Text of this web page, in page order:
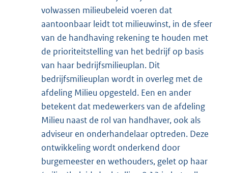
volwassen milieubeleid voeren dat
aantoonbaar leidt tot milieuwinst, in de sfeer
van de handhaving rekening te houden met
de prioriteitstelling van het bedrijf op basis
van haar bedrijfsmilieuplan. Dit
bedrijfsmilieuplan wordt in overleg met de
afdeling Milieu opgesteld. Een en ander
betekent dat medewerkers van de afdeling
Milieu naast de rol van handhaver, ook als
adviseur en onderhandelaar optreden. Deze
ontwikkeling wordt onderkend door
burgemeester en wethouders, gelet op haar